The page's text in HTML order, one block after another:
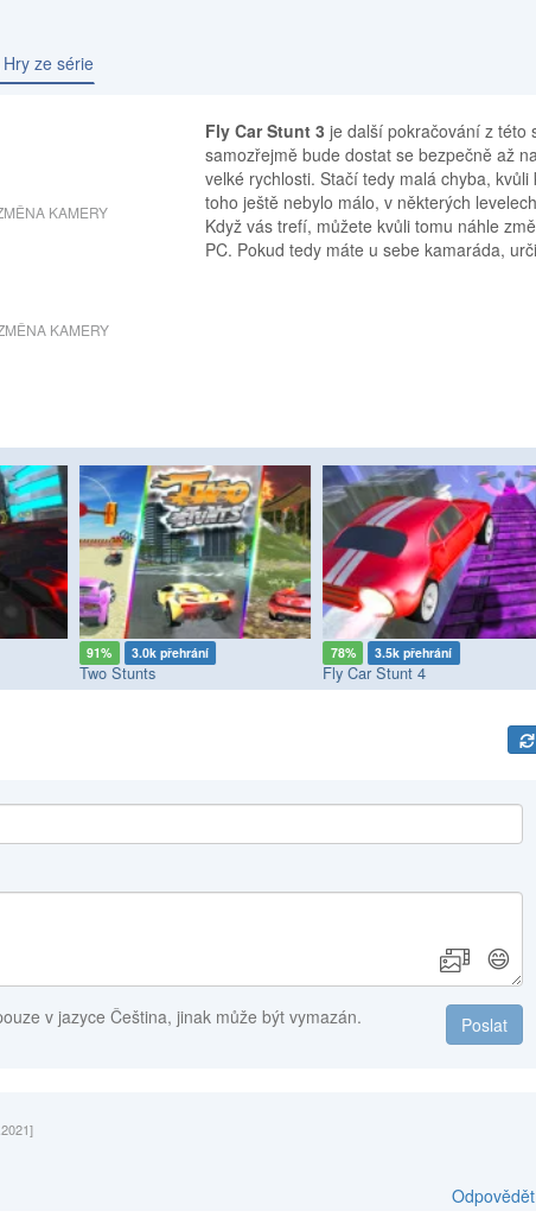
ze série
KAMERY
KAMERY
Fly Car Stunt 3 je další pokračování z této
samozřejmě bude dostat se bezpečně až
velké rychlosti. Stačí tedy malá chyba,
toho ještě nebylo málo, v některých
Když vás trefí, můžete kvůli tomu náhle
PC. Pokud tedy máte u sebe kamaráda,
91% 3.0k přehrání
Two Stunts
78% 3.5k přehrání
Fly Car Stunt 4
😄
Poslat
v jazyce Čeština, jinak může být vymazán.
Odpovědět